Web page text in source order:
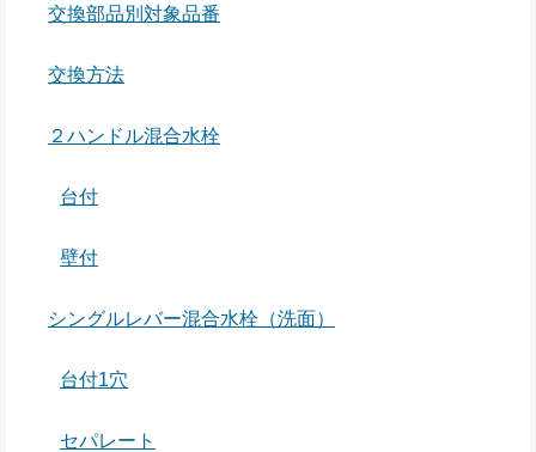
交換部品別対象品番
交換方法
２ハンドル混合水栓
台付
壁付
シングルレバー混合水栓（洗面）
台付1穴
セパレート